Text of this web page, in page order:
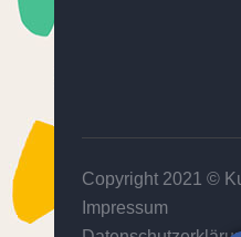
Copyright 2021 ©
Impressum